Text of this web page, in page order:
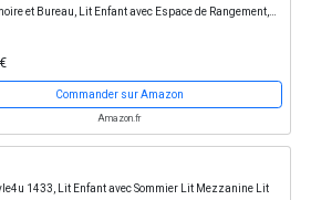
et Bureau, Lit Enfant avec Espace de Rangement,
Commander sur Amazon
Amazon.fr
1433, Lit Enfant avec Sommier Lit Mezzanine Lit